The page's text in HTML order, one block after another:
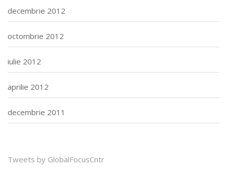
decembrie 2012
octombrie 2012
iulie 2012
aprilie 2012
decembrie 2011
Tweets by GlobalFocusCntr